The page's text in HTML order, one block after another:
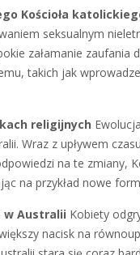
Kościoła
seksualnym
załamanie
takich jak
religijnych
Wraz z upływem
na te zmiany,
na przykład nowe
w Australii Kobiety
nacisk na